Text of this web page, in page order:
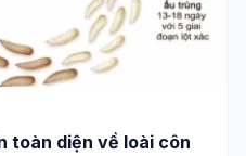
toàn diện về loài côn